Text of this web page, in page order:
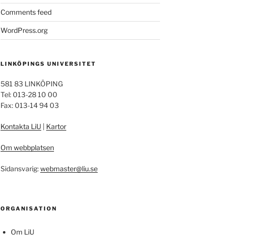
Comments feed
WordPress.org
LINKÖPINGS UNIVERSITET
581 83 LINKÖPING
Tel: 013-28 10 00
Fax: 013-14 94 03
Kontakta LiU Kartor
Om webbplatsen
Sidansvarig:webmaster@liu.se
ORGANISATION
Om LiU